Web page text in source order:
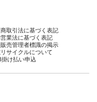
取引法に基づく表記
業法に基づく表記
売管理者標識の掲示
サイクルについて
掛け払い申込